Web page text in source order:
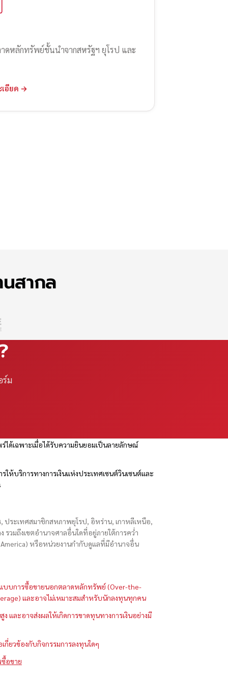
ดหลักทรัพย์ชั้นนำจากสหรัฐฯ ยุโรป และ
เอียด →
สากล
ร์ม
ได้เฉพาะเมื่อได้รับความยินยอมเป็นลายลักษณ์
ห้บริการทางการเงินแห่งประเทศเซนต์วินเซนต์และ
ประเทศสมาชิกสหภาพยุโรป, อิหร่าน, เกาหลีเหนือ,
รวมถึงเขตอำนาจศาลอื่นใดที่อยู่ภายใต้การคว่ำ
หรือหน่วยงานกำกับดูแลที่มีอำนาจอื่น
แบบการซื้อขายนอกตลาดหลักทรัพย์ (Over-the-
และอาจไม่เหมาะสมสำหรับนักลงทุนทุกคน
ง และอาจส่งผลให้เกิดการขาดทุนทางการเงินอย่างมี
กี่ยวข้องกับกิจกรรมการลงทุนใดๆ
ซื้อขาย